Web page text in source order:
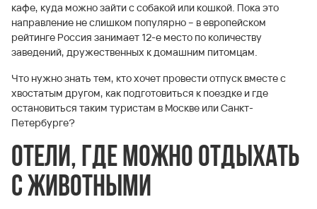
кафе, куда можно зайти с собакой или кошкой. Пока это
направление не слишком популярно – в европейском
рейтинге Россия занимает 12-е место по количеству
заведений, дружественных к домашним питомцам.
Что нужно знать тем, кто хочет провести отпуск вместе с
хвостатым другом, как подготовиться к поездке и где
остановиться таким туристам в Москве или Санкт-
Петербурге?
Отели, где можно отдыхать
с животными